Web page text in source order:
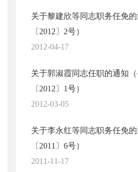
关于黎建欣等同志职务任免
〔2012〕2号）
2012-04-17
关于郭淑霞同志任职的通知（
〔2012〕1号）
2012-03-05
关于李永红等同志职务任免
〔2011〕6号）
2011-11-17